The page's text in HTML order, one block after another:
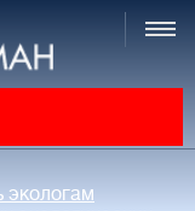
экологам